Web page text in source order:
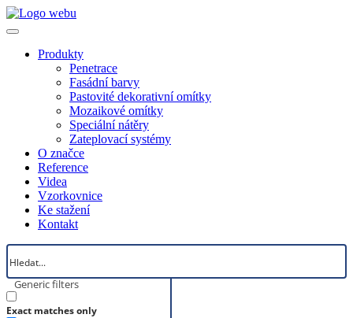
Produkty
Penetrace
Fasádní barvy
Pastovité dekorativní omítky
Mozaikové omítky
Speciální nátěry
Zateplovací systémy
O značce
Reference
Videa
Vzorkovnice
Ke stažení
Kontakt
Generic filters
Exact matches only